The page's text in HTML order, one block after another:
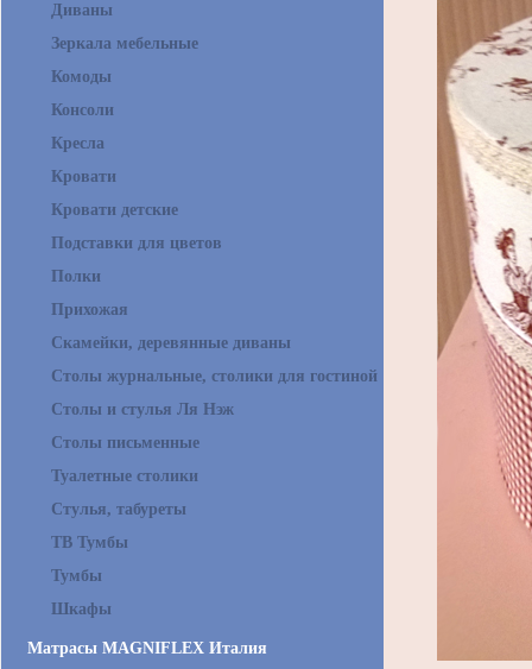
Диваны
Зеркала мебельные
Комоды
Консоли
Кресла
Кровати
Кровати детские
Подставки для цветов
Полки
Прихожая
Скамейки, деревянные диваны
Столы журнальные, столики для гостиной
Столы и стулья Ля Нэж
Столы письменные
Туалетные столики
Стулья, табуреты
ТВ Тумбы
Тумбы
Шкафы
Матрасы MAGNIFLEX Италия